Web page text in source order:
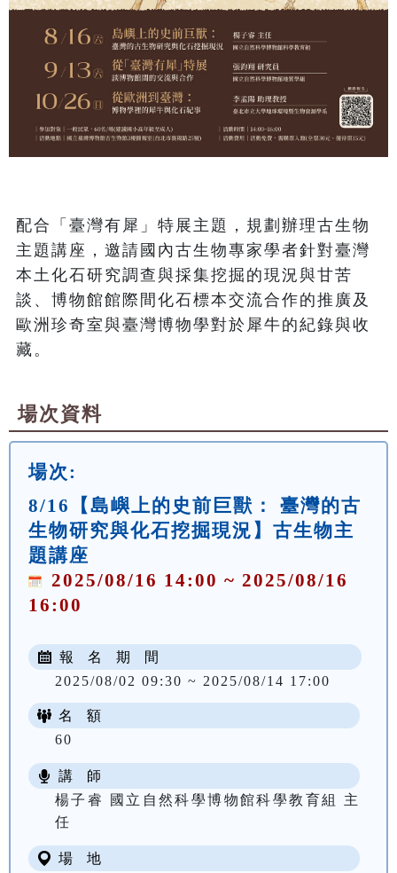
配合「臺灣有犀」特展主題，規劃辦理古生物
主題講座，邀請國內古生物專家學者針對臺灣
本土化石研究調查與採集挖掘的現況與甘苦
談、博物館館際間化石標本交流合作的推廣及
歐洲珍奇室與臺灣博物學對於犀牛的紀錄與收
藏。
場次資料
場次:
8/16【島嶼上的史前巨獸： 臺灣的古
生物研究與化石挖掘現況】古生物主
題講座
2025/08/16 14:00 ~ 2025/08/16
16:00
報 名 期 間
2025/08/02 09:30 ~ 2025/08/14 17:00
名 額
60
講 師
楊子睿 國立自然科學博物館科學教育組 主
任
場 地